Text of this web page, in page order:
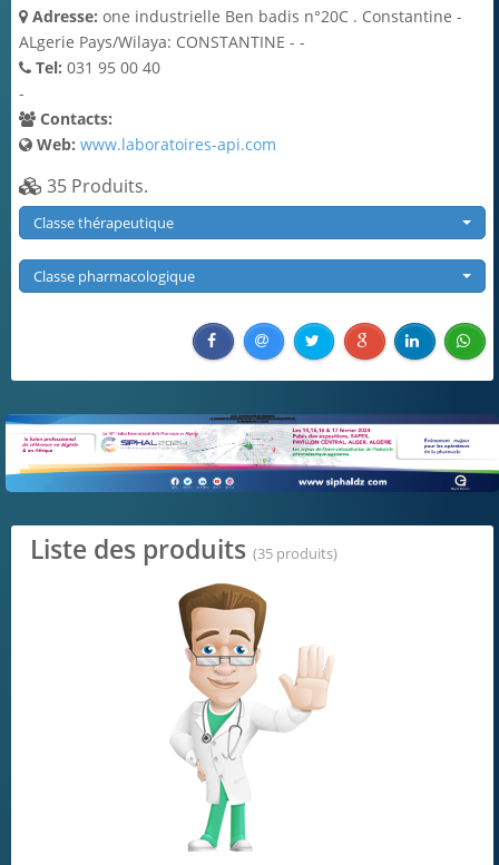
Publicités
Adresse: one industrielle Ben badis n°20C . Constantine -
ALgerie Pays/Wilaya: CONSTANTINE - -
Tel: 031 95 00 40
-
Contacts:
Web: www.laboratoires-api.com
35 Produits.
Classe thérapeutique
Classe pharmacologique
Liste des produits (35 produits)